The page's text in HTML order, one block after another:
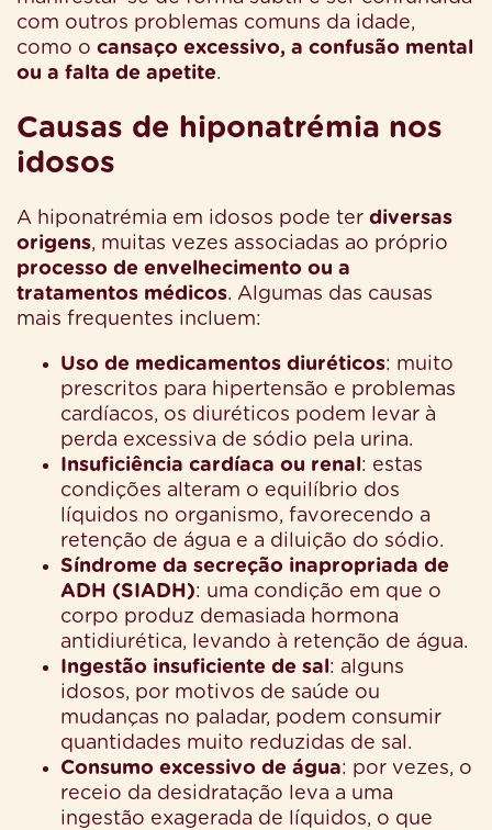
com outros problemas comuns da idade,
como o cansaço excessivo, a confusão mental
ou a falta de apetite.
Causas de hiponatrémia nos
idosos
A hiponatrémia em idosos pode ter diversas
origens, muitas vezes associadas ao próprio
processo de envelhecimento ou a
tratamentos médicos. Algumas das causas
mais frequentes incluem:
Uso de medicamentos diuréticos: muito
prescritos para hipertensão e problemas
cardíacos, os diuréticos podem levar à
perda excessiva de sódio pela urina.
Insuficiência cardíaca ou renal: estas
condições alteram o equilíbrio dos
líquidos no organismo, favorecendo a
retenção de água e a diluição do sódio.
Síndrome da secreção inapropriada de
ADH (SIADH): uma condição em que o
corpo produz demasiada hormona
antidiurética, levando à retenção de água.
Ingestão insuficiente de sal: alguns
idosos, por motivos de saúde ou
mudanças no paladar, podem consumir
quantidades muito reduzidas de sal.
Consumo excessivo de água: por vezes, o
receio da desidratação leva a uma
ingestão exagerada de líquidos, o que